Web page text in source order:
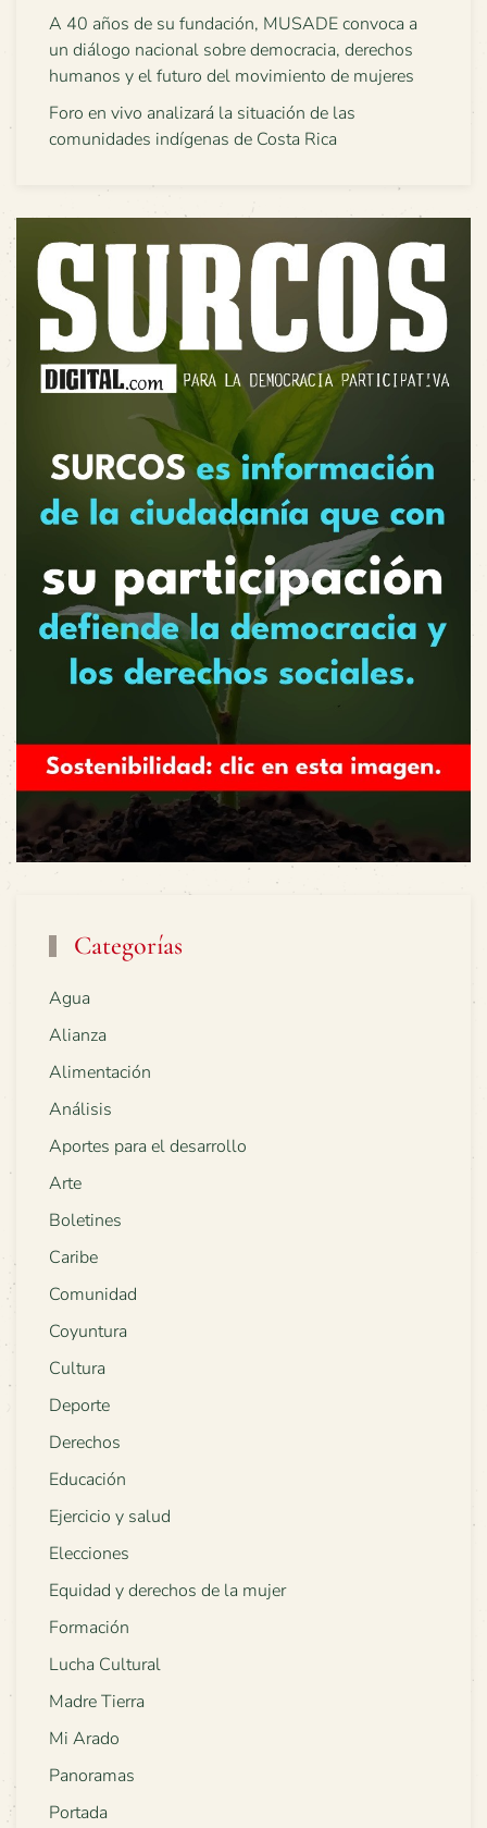
A 40 años de su fundación, MUSADE convoca a
un diálogo nacional sobre democracia, derechos
humanos y el futuro del movimiento de mujeres
Foro en vivo analizará la situación de las
comunidades indígenas de Costa Rica
Categorías
Agua
Alianza
Alimentación
Análisis
Aportes para el desarrollo
Arte
Boletines
Caribe
Comunidad
Coyuntura
Cultura
Deporte
Derechos
Educación
Ejercicio y salud
Elecciones
Equidad y derechos de la mujer
Formación
Lucha Cultural
Madre Tierra
Mi Arado
Panoramas
Portada